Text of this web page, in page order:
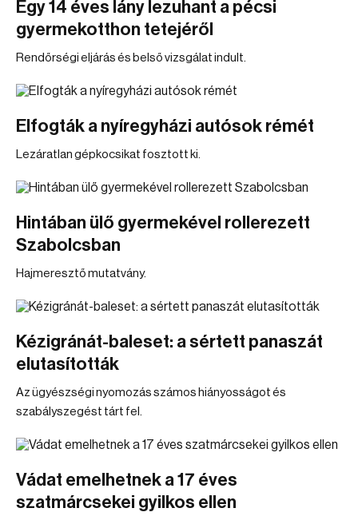
Egy 14 éves lány lezuhant a pécsi
gyermekotthon tetejéről
Rendőrségi eljárás és belső vizsgálat indult.
Elfogták a nyíregyházi autósok rémét
Lezáratlan gépkocsikat fosztott ki.
Hintában ülő gyermekével rollerezett
Szabolcsban
Hajmeresztő mutatvány.
Kézigránát-baleset: a sértett panaszát
elutasították
Az ügyészségi nyomozás számos hiányosságot és
szabályszegést tárt fel.
Vádat emelhetnek a 17 éves
szatmárcsekei gyilkos ellen